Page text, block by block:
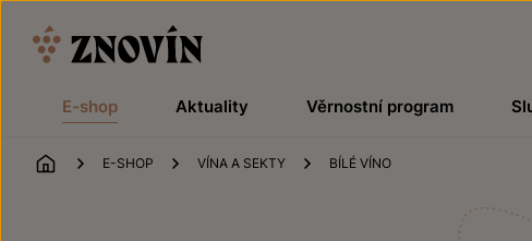
E-shop Aktuality Věrnostní program
ÚVOD
E-SHOP VÍNA A SEKTY BÍLÉ VÍNO